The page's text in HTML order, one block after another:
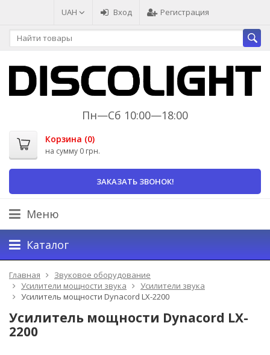
UAH Вход Регистрация
Пн—Сб 10:00—18:00
Корзина (0)
на сумму 0 грн.
ЗАКАЗАТЬ ЗВОНОК!
Меню
Каталог
Главная
Звуковое оборудование
Усилители мощности звука
Усилители звука
Усилитель мощности Dynacord LX-2200
Усилитель мощности Dynacord LX-
2200